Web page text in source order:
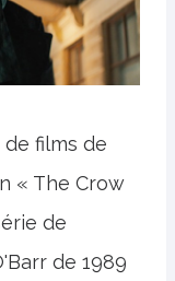
de films de
« The Crow
de
de 1989